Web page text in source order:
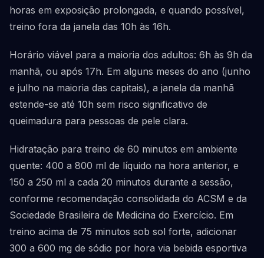
horas em exposição prolongada, e quando possível,
treino fora da janela das 10h às 16h.
Horário viável para a maioria dos adultos: 6h às 9h da
manhã, ou após 17h. Em alguns meses do ano (junho
e julho na maioria das capitais), a janela da manhã
estende-se até 10h sem risco significativo de
queimadura para pessoas de pele clara.
Hidratação para treino de 60 minutos em ambiente
quente: 400 a 800 ml de líquido na hora anterior, e
150 a 250 ml a cada 20 minutos durante a sessão,
conforme recomendação consolidada do ACSM e da
Sociedade Brasileira de Medicina do Exercício. Em
treino acima de 75 minutos sob sol forte, adicionar
300 a 600 mg de sódio por hora via bebida esportiva